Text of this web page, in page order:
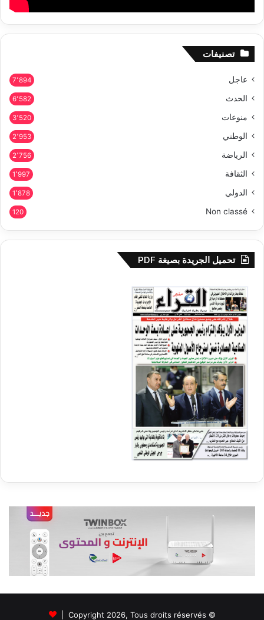
تصنيفات
عاجل 7٬894
الحدث 6٬582
منوعات 3٬520
الوطني 2٬953
الرياضة 2٬756
الثقافة 1٬997
الدولي 1٬878
Non classé
120
تحميل الجريدة بصيغة PDF
© Copyright 2026, Tous droits réservés |